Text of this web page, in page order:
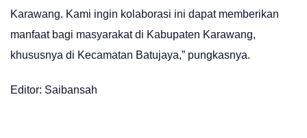
Karawang. Kami ingin kolaborasi ini dapat memberikan
manfaat bagi masyarakat di Kabupaten Karawang,
khususnya di Kecamatan Batujaya,” pungkasnya.
Editor: Saibansah